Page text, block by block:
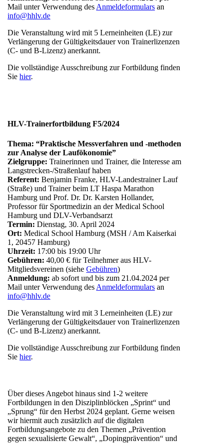
Mail unter Verwendung des Anmeldeformulars an
info@hhlv.de
Die Veranstaltung wird mit 5 Lerneinheiten (LE) zur
Verlängerung der Gültigkeitsdauer von Trainerlizenzen
(C- und B-Lizenz) anerkannt.
Die vollständige Ausschreibung zur Fortbildung finden
Siehier.
HLV-Trainerfortbildung F5/2024
Thema: “Praktische Messverfahren und -methoden
zur Analyse der Laufökonomie”
Zielgruppe: Trainerinnen und Trainer, die Interesse am
Langstrecken-/Straßenlauf haben
Referent:Benjamin Franke, HLV-Landestrainer Lauf
(Straße) und Trainer beim LT Haspa Marathon
Hamburg und Prof. Dr. Dr. Karsten Hollander,
Professor für Sportmedizin an der Medical School
Hamburg und DLV-Verbandsarzt
Termin:Dienstag, 30. April 2024
Ort:Medical School Hamburg (MSH / Am Kaiserkai
1, 20457 Hamburg)
Uhrzeit: 17:00 bis 19:00 Uhr
Gebühren:40,00 € für Teilnehmer aus HLV-
Mitgliedsvereinen (sieheGebühren)
Anmeldung:ab sofort und bis zum 21.04.2024 per
Mail unter Verwendung des Anmeldeformulars an
info@hhlv.de
Die Veranstaltung wird mit 3 Lerneinheiten (LE) zur
Verlängerung der Gültigkeitsdauer von Trainerlizenzen
(C- und B-Lizenz) anerkannt.
Die vollständige Ausschreibung zur Fortbildung finden
Siehier.
Über dieses Angebot hinaus sind 1-2 weitere
Fortbildungen in den Disziplinblöcken „Sprint“ und
„Sprung“ für den Herbst 2024 geplant. Gerne weisen
wir hiermit auch zusätzlich auf diedigitalen
Fortbildungsangebote zu den Themen „Prävention
gegen sexualisierte Gewalt“, „Dopingprävention“ und